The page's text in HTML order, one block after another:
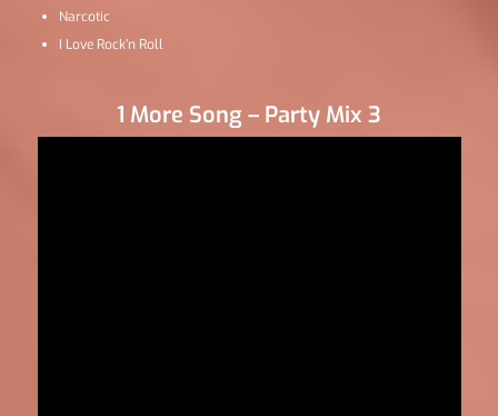
Narcotic
I Love Rock’n Roll
1 More Song – Party Mix 3